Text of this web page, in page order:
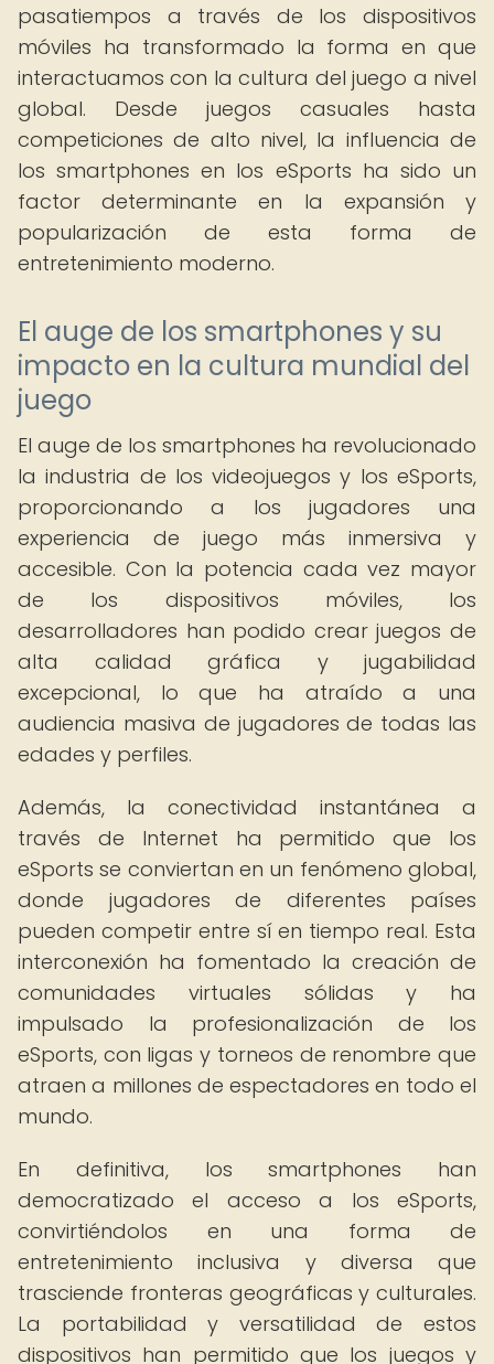
pasatiempos a través de los dispositivos
móviles ha transformado la forma en que
interactuamos con la cultura del juego a nivel
global. Desde juegos casuales hasta
competiciones de alto nivel, la influencia de
los smartphones en los eSports ha sido un
factor determinante en la expansión y
popularización de esta forma de
entretenimiento moderno.
El auge de los smartphones y su
impacto en la cultura mundial del
juego
El auge de los smartphones ha revolucionado
la industria de los videojuegos y los eSports,
proporcionando a los jugadores una
experiencia de juego más inmersiva y
accesible. Con la potencia cada vez mayor
de los dispositivos móviles, los
desarrolladores han podido crear juegos de
alta calidad gráfica y jugabilidad
excepcional, lo que ha atraído a una
audiencia masiva de jugadores de todas las
edades y perfiles.
Además, la conectividad instantánea a
través de Internet ha permitido que los
eSports se conviertan en un fenómeno global,
donde jugadores de diferentes países
pueden competir entre sí en tiempo real. Esta
interconexión ha fomentado la creación de
comunidades virtuales sólidas y ha
impulsado la profesionalización de los
eSports, con ligas y torneos de renombre que
atraen a millones de espectadores en todo el
mundo.
En definitiva, los smartphones han
democratizado el acceso a los eSports,
convirtiéndolos en una forma de
entretenimiento inclusiva y diversa que
trasciende fronteras geográficas y culturales.
La portabilidad y versatilidad de estos
dispositivos han permitido que los juegos y